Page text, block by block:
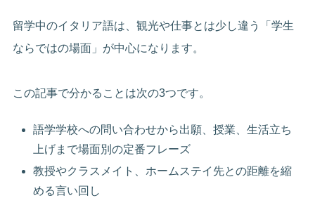
留学中のイタリア語は、観光や仕事とは少し違う「学生
ならではの場面」が中心になります。
この記事で分かることは次の3つです。
語学学校への問い合わせから出願、授業、生活立ち
上げまで場面別の定番フレーズ
教授やクラスメイト、ホームステイ先との距離を縮
める言い回し